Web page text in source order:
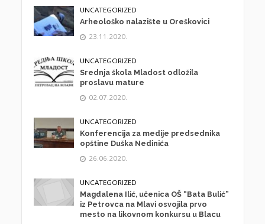
UNCATEGORIZED
Arheološko nalazište u Oreškovici
23.11.2020.
UNCATEGORIZED
Srednja škola Mladost odložila
proslavu mature
02.07.2020.
UNCATEGORIZED
Konferencija za medije predsednika
opštine Duška Nedinića
26.06.2020.
UNCATEGORIZED
Magdalena Ilić, učenica OŠ “Bata Bulić”
iz Petrovca na Mlavi osvojila prvo
mesto na likovnom konkursu u Blacu